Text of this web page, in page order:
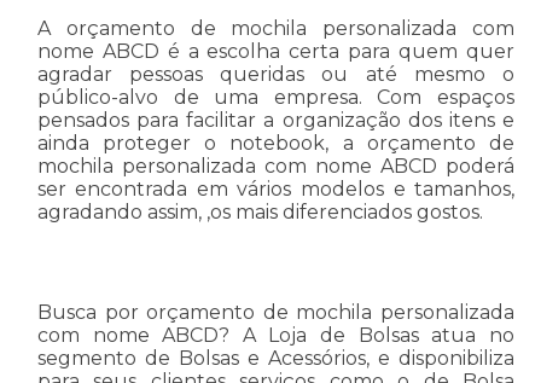
A orçamento de mochila personalizada com
nome ABCD é a escolha certa para quem quer
agradar pessoas queridas ou até mesmo o
público-alvo de uma empresa. Com espaços
pensados para facilitar a organização dos itens e
ainda proteger o notebook, a orçamento de
mochila personalizada com nome ABCD poderá
ser encontrada em vários modelos e tamanhos,
agradando assim, ,os mais diferenciados gostos.
Busca por orçamento de mochila personalizada
com nome ABCD? A Loja de Bolsas atua no
segmento de Bolsas e Acessórios, e disponibiliza